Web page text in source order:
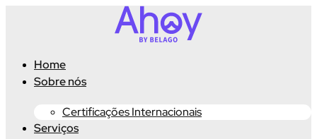
conteúdoHome
Sobre nós
Certificações Internacionais
Serviços